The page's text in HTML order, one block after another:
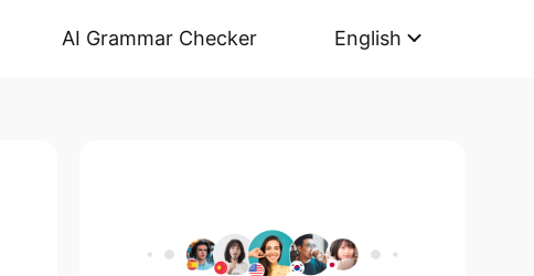
AI Grammar Checker English